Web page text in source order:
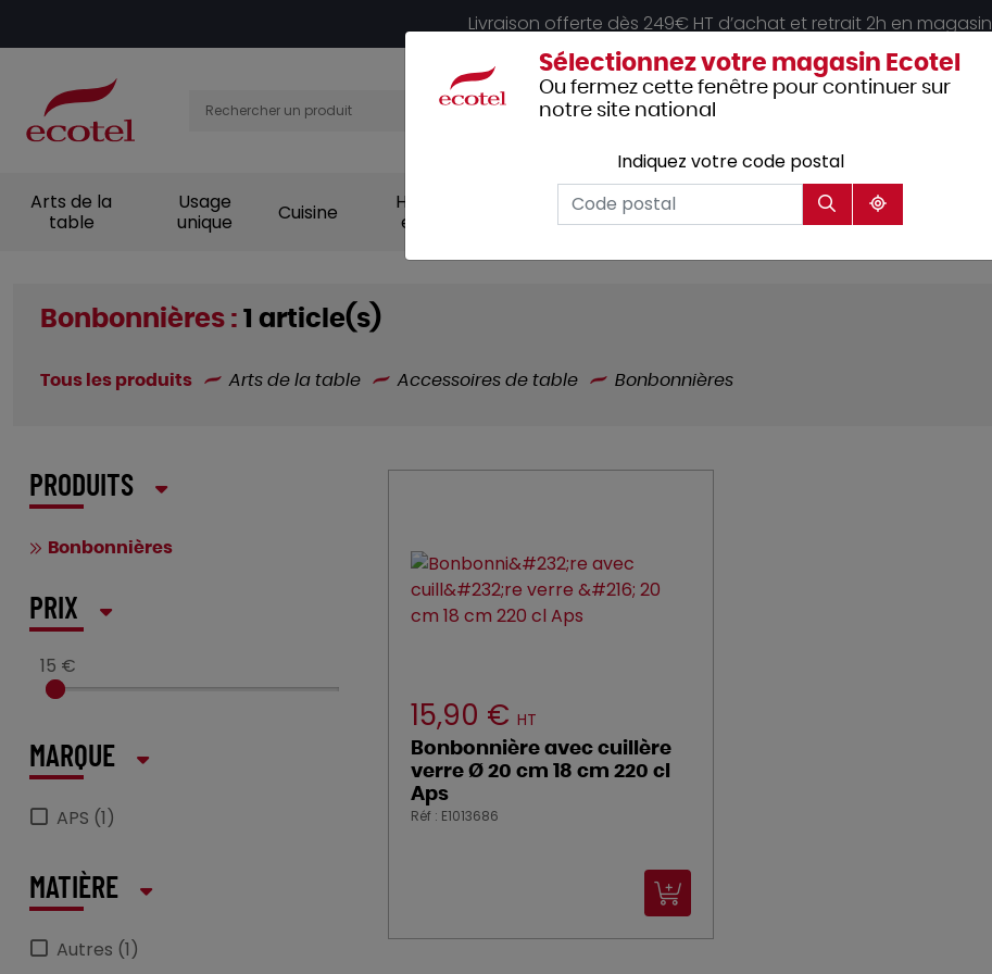
Livraison offerte dès 249€ HT d’achat et retrait 2h en magasin
Arts de la
table
Usage
unique
Cuisine
Hygiène et
entretien
Vêtements
professionnels
Hôtellerie Mobilier
Bonbonnières : 1 article(s)
Tous les produits Arts de la table Accessoires de table Bonbonnières
PRODUITS
Bonbonnières
PRIX
15 €
MARQUE
APS (1)
MATIÈRE
Autres (1)
15,90 € HT
Bonbonnière avec cuillère
verre Ø 20 cm 18 cm 220 cl
Aps
Réf : E1013686
Sélectionnez votre magasin Ecotel
Ou fermez cette fenêtre pour continuer sur
notre site national
Indiquez votre code postal